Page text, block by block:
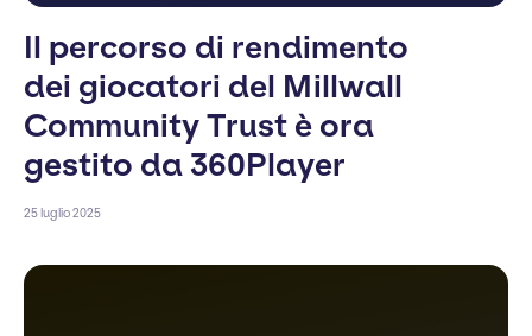
Il percorso di rendimento
dei giocatori del Millwall
Community Trust è ora
gestito da 360Player
25 luglio 2025